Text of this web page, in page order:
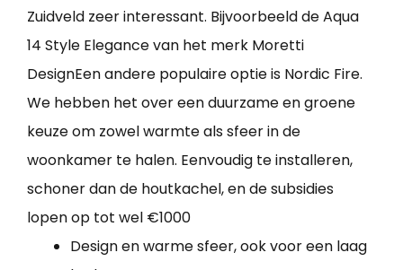
Zuidveld zeer interessant. Bijvoorbeeld de Aqua
14 Style Elegance van het merk Moretti
DesignEen andere populaire optie is Nordic Fire.
We hebben het over een duurzame en groene
keuze om zowel warmte als sfeer in de
woonkamer te halen. Eenvoudig te installeren,
schoner dan de houtkachel, en de subsidies
lopen op tot wel €1000
Design en warme sfeer, ook voor een laag